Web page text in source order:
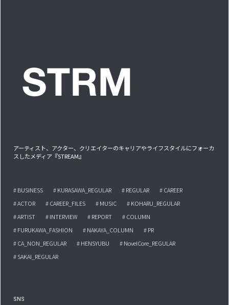
アーティスト、アクター、クリエイターのキャリアやライフスタイルにフォーカ
スしたメディア『STREAM』
# BUSINESS # KURASAWA_REGULAR # REGULAR
# CAREER
# ACTOR
# CAREER_FILES # MUSIC
# KOHARU_REGULAR
# ARTIST
# INTERVIEW # REPORT
# COLUMN
# FURUKAWA_FASHION
# NAKAYA_COLUMN
# PR
# CA_NON_REGULAR
# HENSYUBU
# NovelCore_REGULAR
# SAKAI_REGULAR
SNS